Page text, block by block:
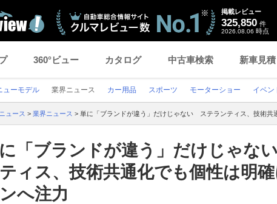
掲載レビュー
325,850 件
2026.08.06 時点
360°ビュー カタログ 中古車検索 新車見積
ューモデル 業界ニュース カー用品 スポーツ モーターショー イベン
ニュース > 業界ニュース > 単に「ブランドが違う」だけじゃない ステランティス、技術
「ブランドが違う」だけじゃな
ィス、技術共通化でも個性は明
へ注力